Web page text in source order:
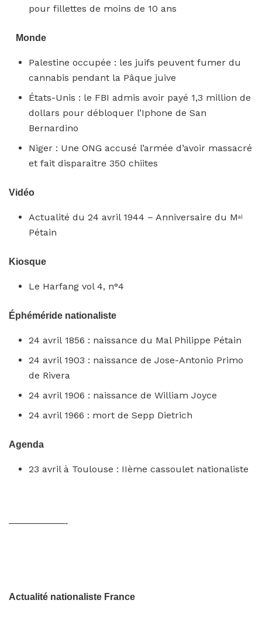
pour fillettes de moins de 10 ans
Monde
Palestine occupée : les juifs peuvent fumer du
cannabis pendant la Pâque juive
États-Unis : le FBI admis avoir payé 1,3 million de
dollars pour débloquer l’Iphone de San
Bernardino
Niger : Une ONG accusé l’armée d’avoir massacré
et fait disparaitre 350 chiites
Vidéo
Actualité du 24 avril 1944 – Anniversaire du Mal
Pétain
Kiosque
Le Harfang vol 4, n°4
Éphéméride nationaliste
24 avril 1856 : naissance du Mal Philippe Pétain
24 avril 1903 : naissance de Jose-Antonio Primo
de Rivera
24 avril 1906 : naissance de William Joyce
24 avril 1966 : mort de Sepp Dietrich
Agenda
23 avril à Toulouse : IIème cassoulet nationaliste
——————-
Actualité nationaliste France